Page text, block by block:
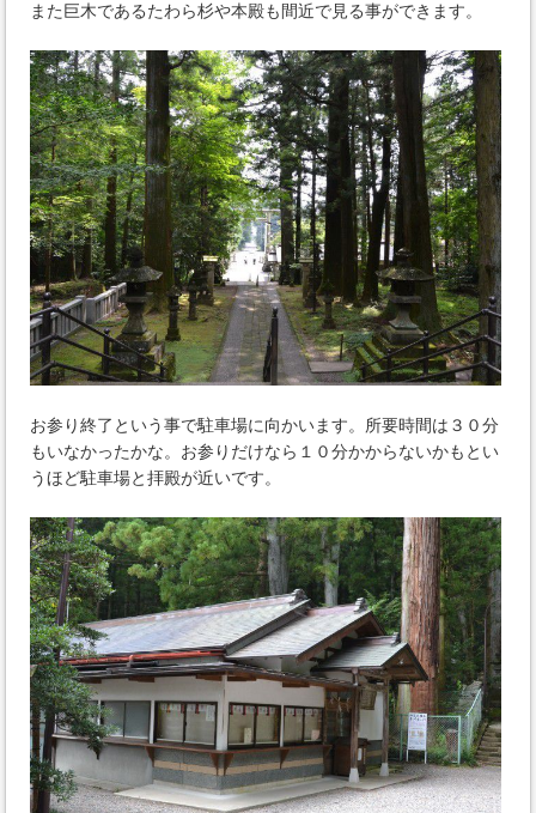
また巨木であるたわら杉や本殿も間近で見る事ができます。
お参り終了という事で駐車場に向かいます。所要時間は３０分
もいなかったかな。お参りだけなら１０分かからないかもとい
うほど駐車場と拝殿が近いです。